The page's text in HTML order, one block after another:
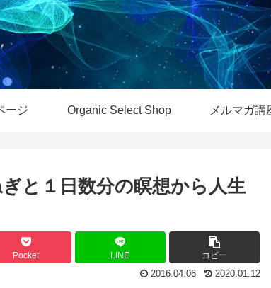
ージ Organic Select Shop メルマガ講
と１日数分の瞑想から人生
Pocket LINE
コピー
2020.01.12
2016.04.06